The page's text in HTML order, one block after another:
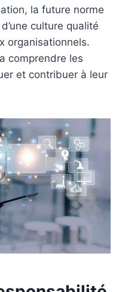
la future norme
culture qualité
organisationnels.
comprendre les
et contribuer à leur